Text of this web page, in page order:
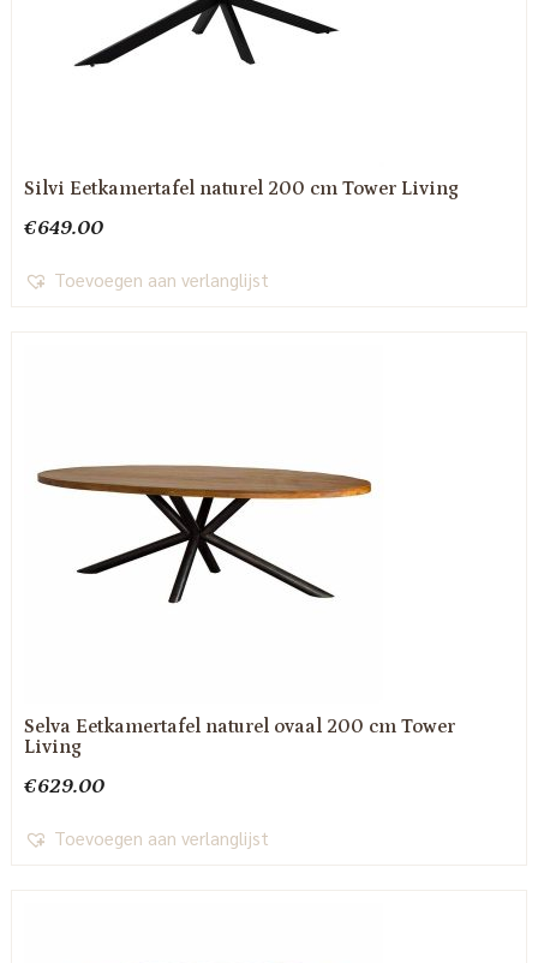
Silvi Eetkamertafel naturel 200 cm Tower Living
€649.00
Toevoegen aan verlanglijst
Selva Eetkamertafel naturel ovaal 200 cm Tower
Living
€629.00
Toevoegen aan verlanglijst